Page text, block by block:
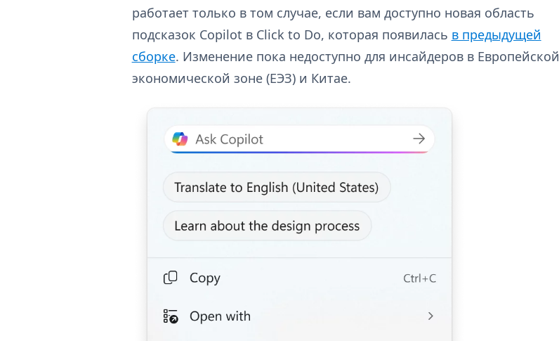
работает только в том случае, если вам доступно новая область
подсказок Copilot в Click to Do, которая появилась в предыдущей
сборке. Изменение пока недоступно для инсайдеров в Европейской
экономической зоне (ЕЭЗ) и Китае.